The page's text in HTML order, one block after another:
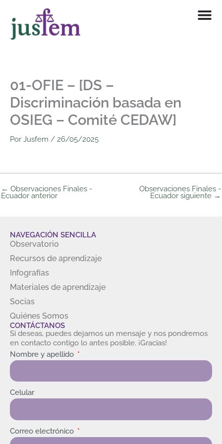
contenido
01-OFIE – [DS –
Discriminación basada en
OSIEG – Comité CEDAW]
Por Jusfem / 26/05/2025
← Observaciones Finales -
Ecuador anterior
Observaciones Finales -
Ecuador siguiente →
NAVEGACIÓN SENCILLA
Observatorio
Recursos de aprendizaje
Infografías
Materiales de aprendizaje
Socias
Quiénes Somos
CONTÁCTANOS
Si deseas, puedes dejarnos un mensaje y nos pondremos
en contacto contigo lo antes posible. ¡Gracias!
Nombre y apellido
Celular
Correo electrónico